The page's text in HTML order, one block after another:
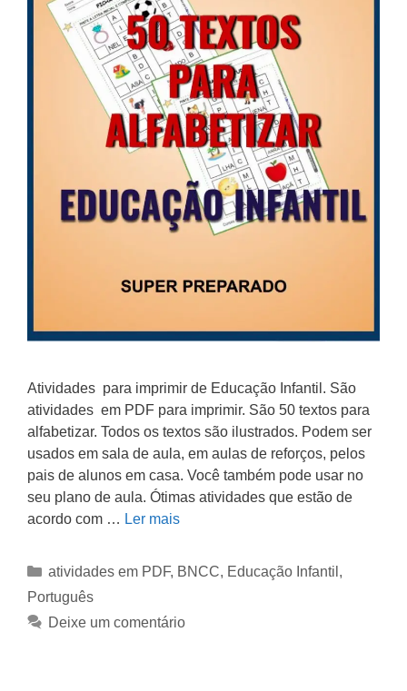
Atividades para imprimir de Educação Infantil. São
atividades em PDF para imprimir. São 50 textos para
alfabetizar. Todos os textos são ilustrados. Podem ser
usados em sala de aula, em aulas de reforços, pelos
pais de alunos em casa. Você também pode usar no
seu plano de aula. Ótimas atividades que estão de
acordo com … Ler mais
atividades em PDF, BNCC, Educação Infantil ,
Português
Deixe um comentário